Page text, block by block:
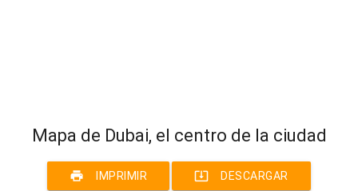
Mapa de Dubai, el centro de la ciudad
print IMPRIMIR system_update_alt DESCARGAR